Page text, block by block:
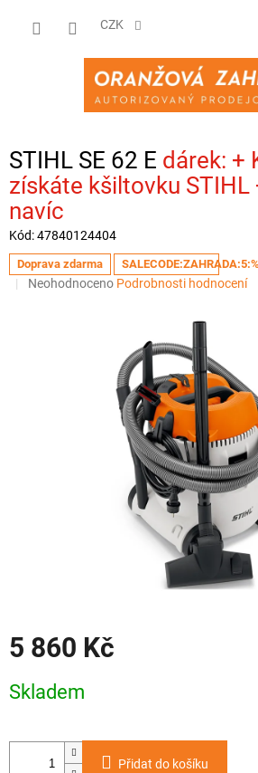
CZK
STIHL SE 62 E
+
získáte kšiltovku STIHL
navíc
Kód:47840124404
Doprava zdarma SALECODE:ZAHRADA:5:%
Průměrné
Neohodnoceno Podrobnosti hodnocení
5 860 Kč
cena:
Skladem
Přidat do košíku